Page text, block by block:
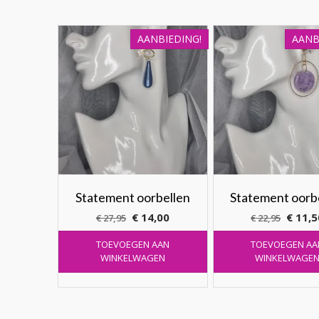
AANBIEDING!
Statement oorbellen
€27,95 Oorspronkelijke
prijs
was:
€ 27,95.
€14,00Huidige
prijs
is:
TOEVOEGEN AAN
WINKELWAGEN
Statement
€22,95
prijs
was:
€ 22,95.
€
TOEVOEGEN
WINKELWAGEN